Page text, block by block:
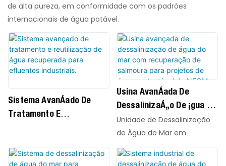
de alta pureza, em conformidade com os padrões
internacionais de água potável.
Sistema Avançado De
Tratamento E
Efluentes Industriais.
Usina Avançada De
Dessalinização De Água Do
Mar Com Recuperação De
Salmoura Para Projetos
De Água Sustentável Da
NEOM Vision 2030 Com
Unidade de Dessalinização
de Água do Mar em
Contêineres QILEE, com
tecnologia SWRO avançada